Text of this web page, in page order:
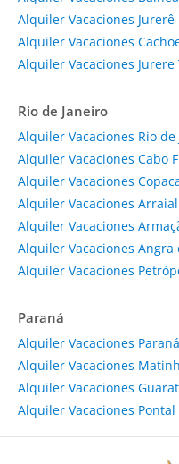
Alquiler Vacaciones
Alquiler Vacaciones
Alquiler Vacaciones
Rio de Janeiro
Alquiler Vacaciones Rio de
Alquiler Vacaciones Cabo
Alquiler Vacaciones
Alquiler Vacaciones
Alquiler Vacaciones
Alquiler Vacaciones Angra
Alquiler Vacaciones
Paraná
Alquiler Vacaciones Paraná
Alquiler Vacaciones
Alquiler Vacaciones
Alquiler Vacaciones Pontal